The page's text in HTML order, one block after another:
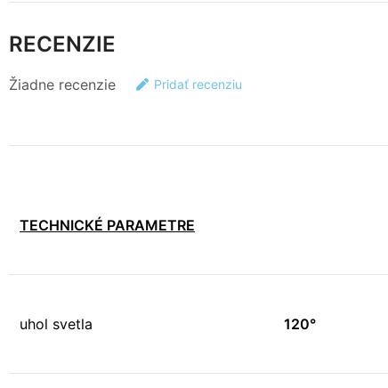
RECENZIE
Žiadne recenzie Pridať recenziu
TECHNICKÉ PARAMETRE
uhol svetla 120°